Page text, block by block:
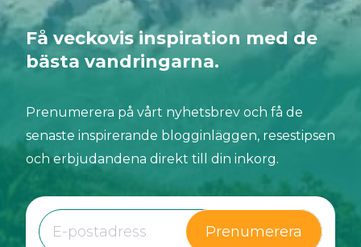
Få veckovis inspiration med de
bästa vandringarna.
Prenumerera på vårt nyhetsbrev och få de
senaste inspirerande blogginläggen, resestipsen
och erbjudandena direkt till din inkorg.
Prenumerera